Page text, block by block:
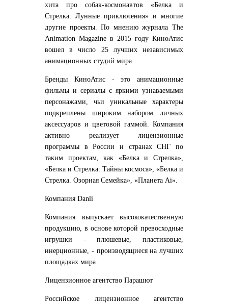
хита про собак-космонавтов «Белка и
Стрелка: Лунные приключения» и многие
другие проекты. По мнению журнала The
Animation Magazine в 2015 году КиноАтис
вошел в число 25 лучших независимых
анимационных студий мира.
Бренды КиноАтис - это анимационные
фильмы и сериалы с яркими узнаваемыми
персонажами, чьи уникальные характеры
подкреплены широким набором личных
аксессуаров и цветовой гаммой. Компания
активно реализует лицензионные
программы в России и странах СНГ по
таким проектам, как «Белка и Стрелка»,
«Белка и Стрелка: Тайны космоса», «Белка и
Стрелка. Озорная Семейка», «Планета Ai».
Компания Danli
Компания выпускает высококачественную
продукцию, в основе которой превосходные
игрушки - плюшевые, пластиковые,
инерционные, - производящиеся на лучших
площадках мира.
Лицензионное агентство Парашют
Российское лицензионное агентство